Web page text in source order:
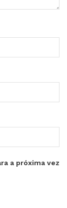
a próxima vez